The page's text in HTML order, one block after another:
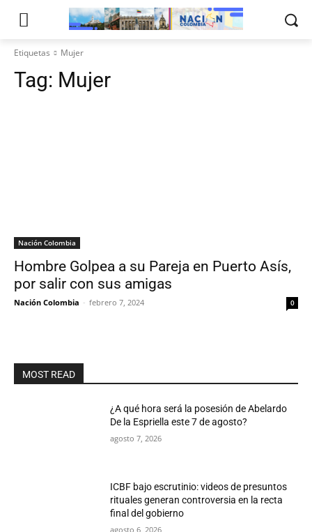
Etiquetas Mujer
Tag: Mujer
Nación Colombia
Hombre Golpea a su Pareja en Puerto Asís,
por salir con sus amigas
Nación Colombia - febrero 7, 2024 0
MOST READ
¿A qué hora será la posesión de Abelardo
De la Espriella este 7 de agosto?
agosto 7, 2026
ICBF bajo escrutinio: videos de presuntos
rituales generan controversia en la recta
final del gobierno
agosto 6, 2026